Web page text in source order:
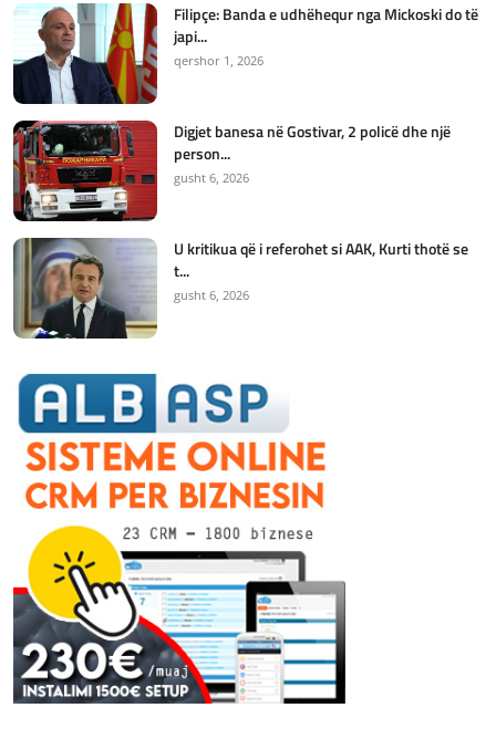
Filipçe: Banda e udhëhequr nga Mickoski do të
japi...
qershor 1, 2026
Digjet banesa në Gostivar, 2 policë dhe një
person...
gusht 6, 2026
U kritikua që i referohet si AAK, Kurti thotë se
t...
gusht 6, 2026